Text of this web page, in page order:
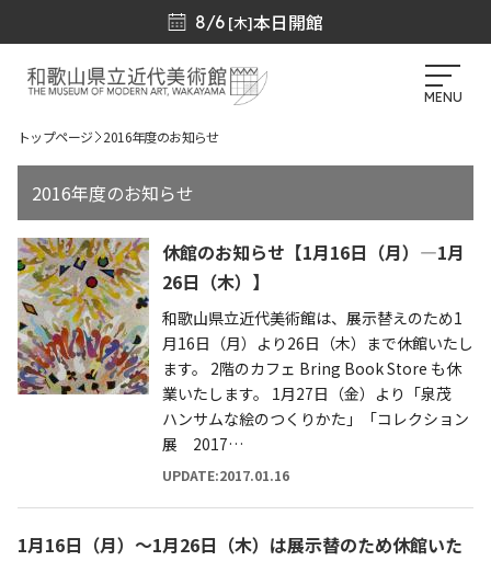
8/6 [木]本日開館
MENU
トップページ 2016年度のお知らせ
2016年度のお知らせ
休館のお知らせ【1月16日（月）―1月
26日（木）】
和歌山県立近代美術館は、展示替えのため1
月16日（月）より26日（木）まで休館いたし
ます。 2階のカフェ Bring Book Store も休
業いたします。 1月27日（金）より「泉茂
ハンサムな絵のつくりかた」「コレクション
展 2017…
UPDATE:2017.01.16
1月16日（月）〜1月26日（木）は展示替のため休館いた